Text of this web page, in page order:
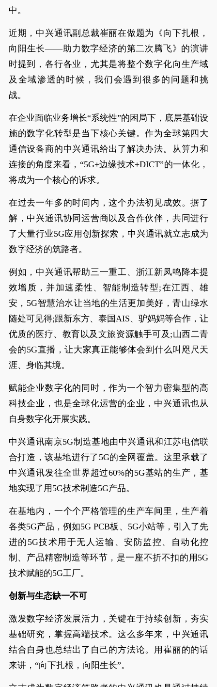
中。
近期，中兴通讯副总裁崔丽在做题为《向下扎根，
向阳生长——助力数字经济的第二次腾飞》的演讲
时提到，各行各业，尤其是将整个数字化向生产域
及全域渗透的时候，我们会遇到很多的问题和挑
战。
在企业面临业务增长“系统性”的困局下，底层基础设
施的数字化转型是当下核心关键。作为全球第四大
通信设备商的中兴通讯给出了解决办法。从算力和
连接的角度来看，“5G+边缘技术+DICT”的一体化，
将成为一个核心的诉求。
在过去一年多的时间内，这个办法初见成效。据了
解，中兴通讯协同运营商以及合作伙伴，共同进行
了大量行业5G应用创新探索，中兴通讯就立志成为
数字经济的筑路者。
例如，中兴通讯帮助三一重工、浙江新凤鸣降本提
效增质，并加速柔性、智能制造转型;在江西、雄
安，5G智慧治水让当地的生活更加美好，青山绿水
随处可见得;跟新东方、泰国AIS、驴妈妈等合作，让
优质的医疗、教育以及文旅资源触手可及;山西二青
会的5G直播，让大家真正能够体会到什么叫咫尺天
涯、身临其境。
赋能企业数字化的同时，作为一个智力密集型的高
科技企业，也是全球化运营的企业，中兴通讯也从
自身数字化开展实践。
中兴通讯南京5G制造基地由中兴通讯和江苏电信联
合打造，该基地进行了5G的全网覆盖。这里承载了
中兴通讯发往全世界超过60%的5G基站的生产，基
地实现了用5G技术制造5G产品。
在基地内，一个个严格管理的生产车间里，生产着
各类5G产品，例如5G PCB板、5G小站等，引入了先
进的5G技术用于无人运输、安防监控、自动化控
制、产品精密制造等环节，是一座不折不扣的用5G
技术赋能的5G工厂。
创新与生态缺一不可
激发数字经济发展活力，关键在于持续创新，夯实
基础研究，掌握高端技术。这么多年来，中兴通讯
结合自身也总结出了自己的方法论。用崔丽的的话
来讲，“向下扎根，向阳生长”。